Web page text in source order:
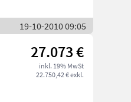
19-10-2010 09:05
27.073 €
inkl. 19% MwSt
22.750,42 € exkl.